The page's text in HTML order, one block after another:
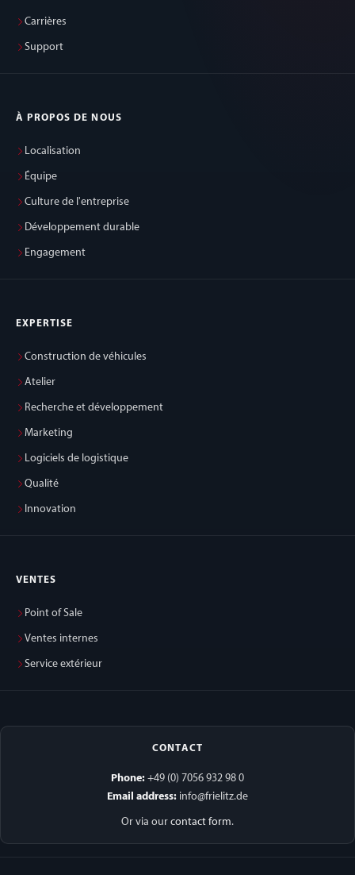
Carrières
Support
À PROPOS DE NOUS
Localisation
Équipe
Culture de l'entreprise
Développement durable
Engagement
EXPERTISE
Construction de véhicules
Atelier
Recherche et développement
Marketing
Logiciels de logistique
Qualité
Innovation
VENTES
Point of Sale
Ventes internes
Service extérieur
CONTACT
Phone: +49 (0) 7056 932 98 0
Email address: info@frielitz.de
Or via our contact form.